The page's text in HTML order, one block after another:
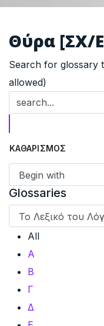
Θύρα [ΣΧ/
Search for glossary
allowed)
Glossaries
All
Α
Β
Γ
Δ